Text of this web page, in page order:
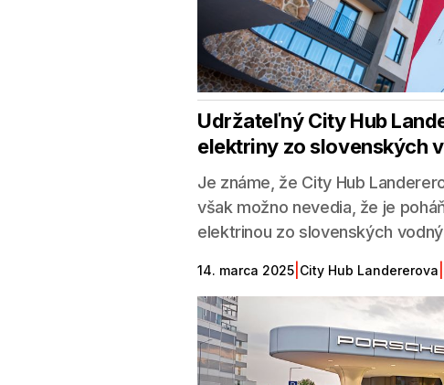
Udržateľný City Hub
elektriny zo slovenských
Je známe, že City Hub
však možno nevedia, že je
elektrinou zo slovenských
14. marca 2025 City Hub Landererova